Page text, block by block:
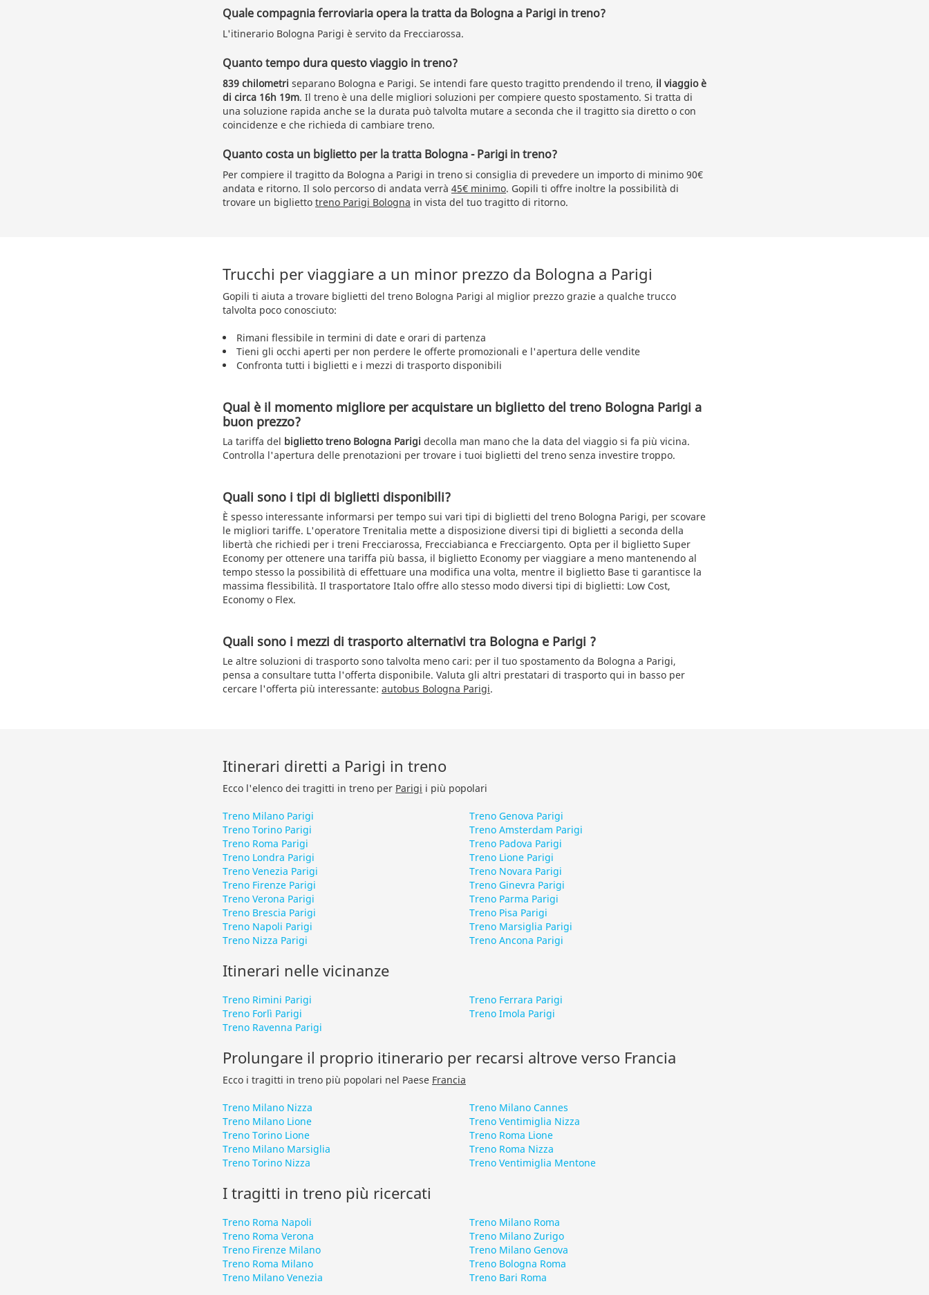
Quale compagnia ferroviaria opera la tratta da Bologna a Parigi in treno?
L'itinerario Bologna Parigi è servito da Frecciarossa.
Quanto tempo dura questo viaggio in treno?
839 chilometri separano Bologna e Parigi. Se intendi fare questo tragitto prendendo il treno, il viaggio è
di circa 16h 19m. Il treno è una delle migliori soluzioni per compiere questo spostamento. Si tratta di
una soluzione rapida anche se la durata può talvolta mutare a seconda che il tragitto sia diretto o con
coincidenze e che richieda di cambiare treno.
Quanto costa un biglietto per la tratta Bologna - Parigi in treno?
Per compiere il tragitto da Bologna a Parigi in treno si consiglia di prevedere un importo di minimo 90€
andata e ritorno. Il solo percorso di andata verrà 45€ minimo. Gopili ti offre inoltre la possibilità di
trovare un biglietto treno Parigi Bologna in vista del tuo tragitto di ritorno.
Trucchi per viaggiare a un minor prezzo da Bologna a Parigi
Gopili ti aiuta a trovare biglietti del treno Bologna Parigi al miglior prezzo grazie a qualche trucco
talvolta poco conosciuto:
Rimani flessibile in termini di date e orari di partenza
Tieni gli occhi aperti per non perdere le offerte promozionali e l'apertura delle vendite
Confronta tutti i biglietti e i mezzi di trasporto disponibili
Qual è il momento migliore per acquistare un biglietto del treno Bologna Parigi a
buon prezzo?
La tariffa del biglietto treno Bologna Parigi decolla man mano che la data del viaggio si fa più vicina.
Controlla l'apertura delle prenotazioni per trovare i tuoi biglietti del treno senza investire troppo.
Quali sono i tipi di biglietti disponibili?
È spesso interessante informarsi per tempo sui vari tipi di biglietti del treno Bologna Parigi, per scovare
le migliori tariffe. L'operatore Trenitalia mette a disposizione diversi tipi di biglietti a seconda della
libertà che richiedi per i treni Frecciarossa, Frecciabianca e Frecciargento. Opta per il biglietto Super
Economy per ottenere una tariffa più bassa, il biglietto Economy per viaggiare a meno mantenendo al
tempo stesso la possibilità di effettuare una modifica una volta, mentre il biglietto Base ti garantisce la
massima flessibilità. Il trasportatore Italo offre allo stesso modo diversi tipi di biglietti: Low Cost,
Economy o Flex.
Quali sono i mezzi di trasporto alternativi tra Bologna e Parigi ?
Le altre soluzioni di trasporto sono talvolta meno cari: per il tuo spostamento da Bologna a Parigi,
pensa a consultare tutta l'offerta disponibile. Valuta gli altri prestatari di trasporto qui in basso per
cercare l'offerta più interessante: autobus Bologna Parigi.
Itinerari diretti a Parigi in treno
Ecco l'elenco dei tragitti in treno per Parigi i più popolari
Treno Milano Parigi
Treno Torino Parigi
Treno Roma Parigi
Treno Londra Parigi
Treno Venezia Parigi
Treno Firenze Parigi
Treno Verona Parigi
Treno Brescia Parigi
Treno Napoli Parigi
Treno Nizza Parigi
Treno Genova Parigi
Treno Amsterdam Parigi
Treno Padova Parigi
Treno Lione Parigi
Treno Novara Parigi
Treno Ginevra Parigi
Treno Parma Parigi
Treno Pisa Parigi
Treno Marsiglia Parigi
Treno Ancona Parigi
Itinerari nelle vicinanze
Treno Rimini Parigi
Treno Forlì Parigi
Treno Ravenna Parigi
Treno Ferrara Parigi
Treno Imola Parigi
Prolungare il proprio itinerario per recarsi altrove verso Francia
Ecco i tragitti in treno più popolari nel Paese Francia
Treno Milano Nizza
Treno Milano Lione
Treno Torino Lione
Treno Milano Marsiglia
Treno Torino Nizza
Treno Milano Cannes
Treno Ventimiglia Nizza
Treno Roma Lione
Treno Roma Nizza
Treno Ventimiglia Mentone
I tragitti in treno più ricercati
Treno Roma Napoli
Treno Roma Verona
Treno Firenze Milano
Treno Roma Milano
Treno Milano Venezia
Treno Milano Roma
Treno Milano Zurigo
Treno Milano Genova
Treno Bologna Roma
Treno Bari Roma